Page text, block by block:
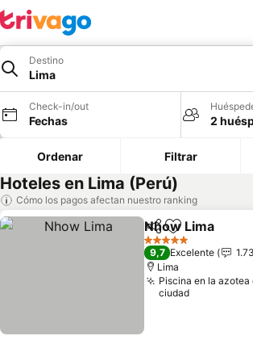
Destino
Lima
Check-in/out
Fechas 2
Ordenar Filtrar
Hoteles en Lima (Perú)
Cómo los pagos afectan nuestro ranking
CompartirAgregar a
Nhow Lima
5 Estrellas
9,7 Excelente
Lima
Piscina en la
ciudad